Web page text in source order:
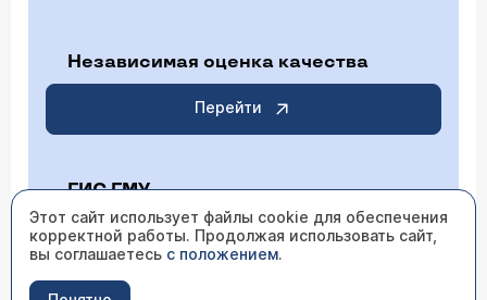
Независимая оценка качества
Перейти
ГИС ГМУ
Перейти
Этот сайт использует файлы cookie для обеспечения
корректной работы. Продолжая использовать сайт,
вы соглашаетесь с положением.